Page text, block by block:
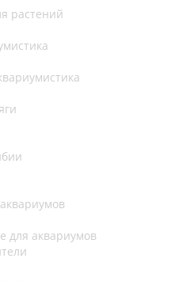
растений
для аквариумов